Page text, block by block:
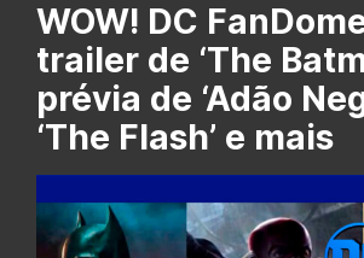
WOW! DC
trailer de ‘The
prévia de ‘Adão
‘The Flash’ e mais